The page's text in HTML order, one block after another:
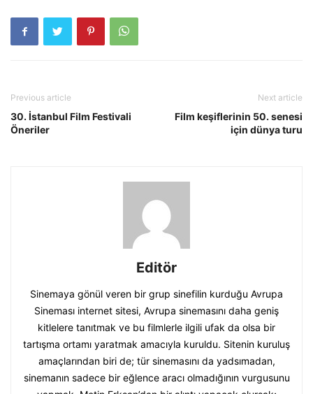
Previous article
30. İstanbul Film Festivali
Öneriler
Next article
Film keşiflerinin 50. senesi
için dünya turu
Editör
Sinemaya gönül veren bir grup sinefilin kurduğu Avrupa
Sineması internet sitesi, Avrupa sinemasını daha geniş
kitlelere tanıtmak ve bu filmlerle ilgili ufak da olsa bir
tartışma ortamı yaratmak amacıyla kuruldu. Sitenin kuruluş
amaçlarından biri de; tür sinemasını da yadsımadan,
sinemanın sadece bir eğlence aracı olmadığının vurgusunu